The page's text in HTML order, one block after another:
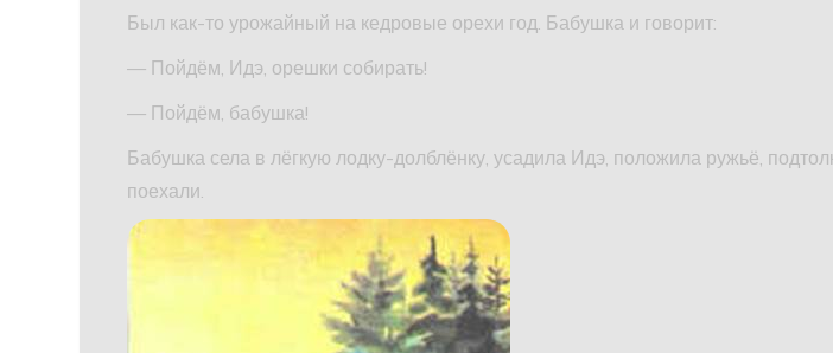
Был как-то урожайный на кедровые орехи год. Бабушка и говорит:
— Пойдём, Идэ, орешки собирать!
— Пойдём, бабушка!
Бабушка села в лёгкую лодку-долблёнку, усадила Идэ, положила ружьё,
поехали.